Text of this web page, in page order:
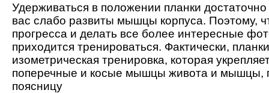
Удерживаться в положении планки
вас слабо развиты мышцы корпуса. Поэтому,
прогресса и делать все более интересные
приходится тренироваться. Фактически,
изометрическая тренировка, которая
поперечные и косые мышцы живота и мышцы,
поясницу